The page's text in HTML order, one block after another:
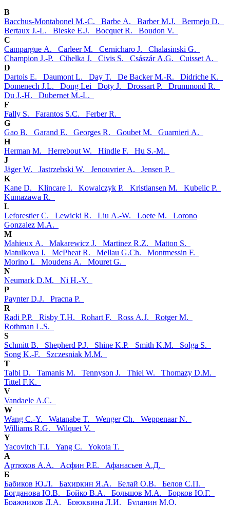
B
Bacchus-Montabonel M.-C. Barbe A. Barber M.J. Bermejo D.
Bertaux J.-L. Bieske E.J. Bocquet R. Boudon V.
C
Campargue A. Carleer M. Cernicharo J. Chalasinski G.
Champion J.-P. Cihelka J. Civis S. Császár A.G. Cuisset A.
D
Dartois E. Daumont L. Day T. De Backer M.-R. Didriche K.
Domenech J.L. Dong Lei Doty J. Drossart P. Drummond R.
Du J.-H. Dubernet M.-L.
F
Fally S. Farantos S.C. Ferber R.
G
Gao B. Garand E. Georges R. Goubet M. Guarnieri A.
H
Herman M. Herrebout W. Hindle F. Hu S.-M.
J
Jäger W. Jastrzebski W. Jenouvrier A. Jensen P.
K
Kane D. Klincare I. Kowalczyk P. Kristiansen M. Kubelic P.
Kumazawa R.
L
Leforestier C. Lewicki R. Liu A.-W. Loete M. Lorono
Gonzalez M.A.
M
Mahieux A. Makarewicz J. Martinez R.Z. Matton S.
Matulkova I. McPheat R. Mellau G.Ch. Montmessin F.
Morino I. Moudens A. Mouret G.
N
Neumark D.M. Ni H.-Y.
P
Paynter D.J. Pracna P.
R
Radi P.P. Risby T.H. Rohart F. Ross A.J. Rotger M.
Rothman L.S.
S
Schmitt B. Shepherd P.J. Shine K.P. Smith K.M. Solga S.
Song K.-F. Szczesniak M.M.
T
Talbi D. Tamanis M. Tennyson J. Thiel W. Thomazy D.M.
Tittel F.K.
V
Vandaele A.C.
W
Wang C.-Y. Watanabe T. Wenger Ch. Weppenaar N.
Williams R.G. Wilquet V.
Y
Yacovitch T.I. Yang C. Yokota T.
А
Артюхов А.А. Асфин Р.Е. Афанасьев А.Д.
Б
Бабиков Ю.Л. Бахиркин Я.А. Белай О.В. Белов С.П.
Богданова Ю.В. Бойко В.А. Большов М.А. Борков Ю.Г.
Бражников Д.А. Брюквина Л.И. Буланин М.О.